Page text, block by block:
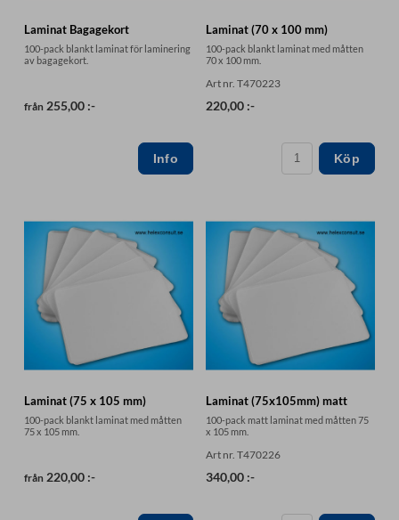
Laminat Bagagekort
100-pack blankt laminat för laminering
av bagagekort.
från 255,00 :-
Laminat (70 x 100 mm)
100-pack blankt laminat med måtten
70 x 100 mm.
Art nr. T470223
220,00 :-
Köp
Laminat (75 x 105 mm)
100-pack blankt laminat med måtten
75 x 105 mm.
från 220,00 :-
Laminat (75x105mm) matt
100-pack matt laminat med måtten 75
x 105 mm.
Art nr. T470226
340,00 :-